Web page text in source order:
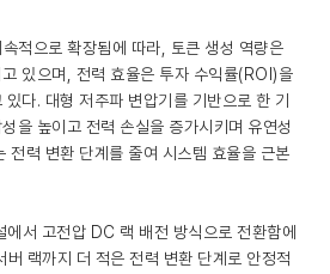
적으로 확장됨에 따라, 토큰 생성 역량은
있으며, 전력 효율은 투자 수익률(ROI)을
다. 대형 저주파 변압기를 기반으로 한 기
을 높이고 전력 손실을 증가시키며 유연성
전력 변환 단계를 줄여 시스템 효율을 근본
서 고전압 DC 랙 배전 방식으로 전환함에
랙까지 더 적은 전력 변환 단계로 안정적